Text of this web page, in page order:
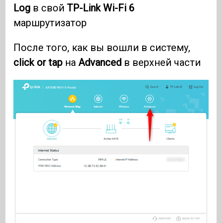
Log в свойTP-Link Wi-Fi 6
маршрутизатор
После того, как вы вошли в систему,
click or tap наAdvanced в верхней части